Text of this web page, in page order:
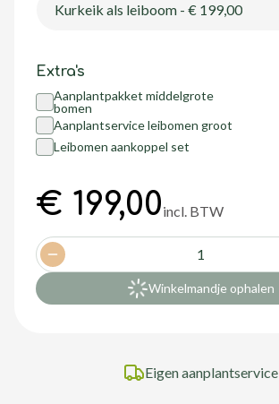
Kurkeik als leiboom - € 199,00
Extra's
Aanplantpakket middelgrote
bomen
Aanplantservice leibomen groot
Leibomen aankoppel set
€ 199,00incl. BTW
Decrease quantity 1
Winkelmandje ophalen
Eigen aanplantservice